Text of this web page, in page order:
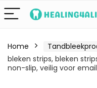
Home
bleken strips, bleken
non-slip, veilig voor